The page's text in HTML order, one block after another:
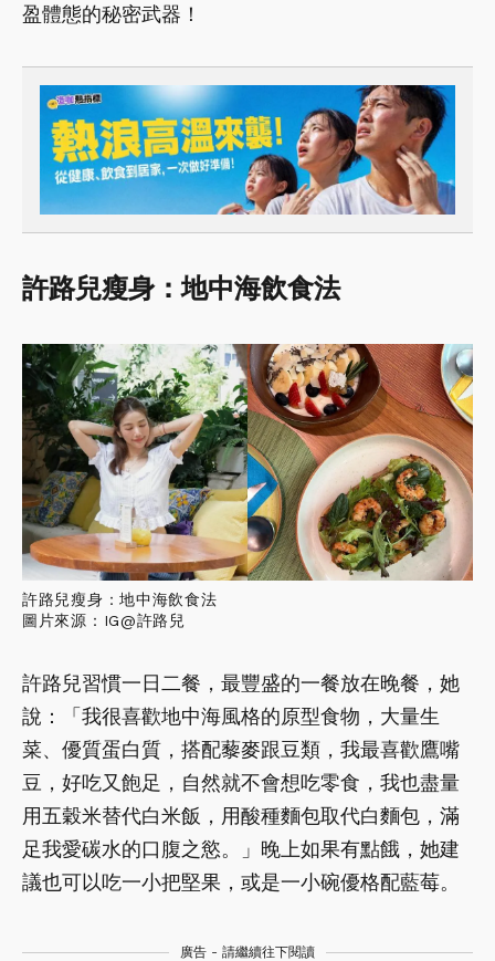
盈體態的秘密武器！
許路兒瘦身：地中海飲食法
許路兒瘦身：地中海飲食法
圖片來源：IG@許路兒
許路兒習慣一日二餐，最豐盛的一餐放在晚餐，她
說：「我很喜歡地中海風格的原型食物，大量生
菜、優質蛋白質，搭配藜麥跟豆類，我最喜歡鷹嘴
豆，好吃又飽足，自然就不會想吃零食，我也盡量
用五穀米替代白米飯，用酸種麵包取代白麵包，滿
足我愛碳水的口腹之慾。」晚上如果有點餓，她建
議也可以吃一小把堅果，或是一小碗優格配藍莓。
廣告 - 請繼續往下閱讀